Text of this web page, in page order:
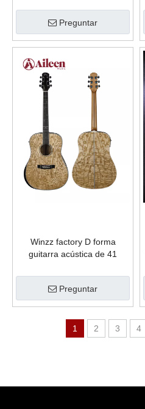
Guitarra eléctrica de 6
cuerdas
Preguntar
Winzz factory D forma
guitarra acústica de 41
(WAG904E-D)
Preguntar
1 2 3 4